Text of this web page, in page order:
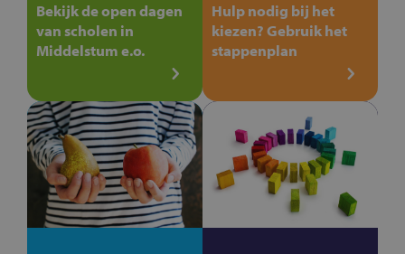
Bekijk de open dagen
van scholen in
Middelstum e.o.
Hulp nodig bij het
kiezen? Gebruik het
stappenplan